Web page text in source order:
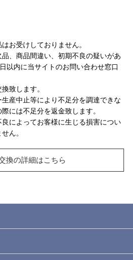
お受けしておりません。
、商品間違い、初期不良の疑いがあ
以内に当サイトのお問い合わせ窓口
致します。
産中止等により不足分を調達できな
には不足分を返金致します。
によってお客様に生じる損害につい
ん。
換の詳細はこちら